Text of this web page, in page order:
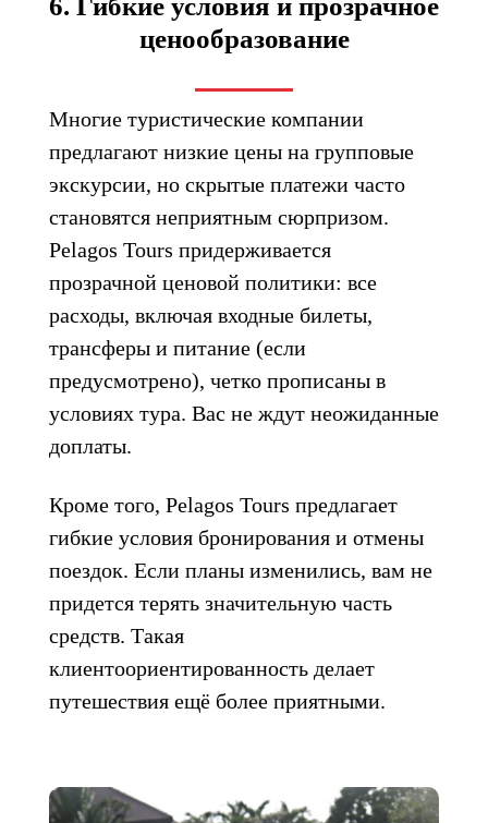
6. Гибкие условия и прозрачное
ценообразование
Многие туристические компании
предлагают низкие цены на групповые
экскурсии, но скрытые платежи часто
становятся неприятным сюрпризом.
Pelagos Tours придерживается
прозрачной ценовой политики: все
расходы, включая входные билеты,
трансферы и питание (если
предусмотрено), четко прописаны в
условиях тура. Вас не ждут неожиданные
доплаты.
Кроме того, Pelagos Tours предлагает
гибкие условия бронирования и отмены
поездок. Если планы изменились, вам не
придется терять значительную часть
средств. Такая
клиентоориентированность делает
путешествия ещё более приятными.